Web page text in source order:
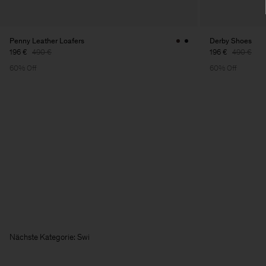
Penny Leather Loafers
196 € 490 €
60% Off
Derby Shoes
196 € 490 €
60% Off
Nächste Kateg